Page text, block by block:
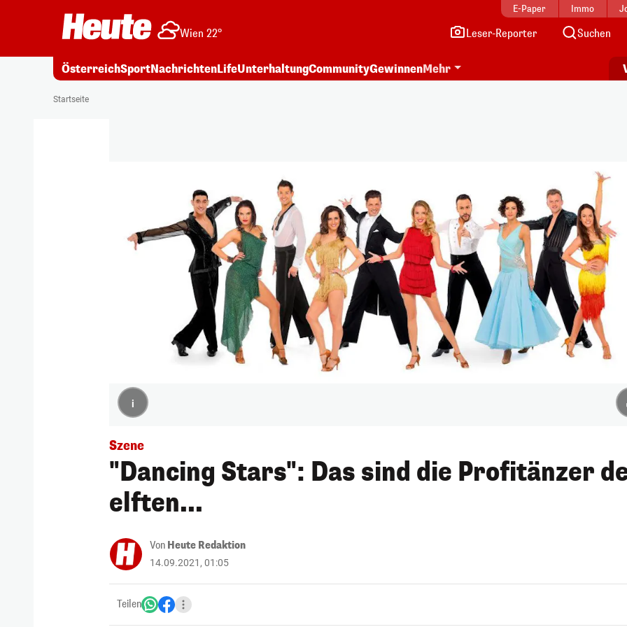
E-Paper Immo
Wien 22° Leser-Reporter Suchen
ÖsterreichSportNachrichtenLifeUnterhaltungCommunityGewinnenMehr
Startseite
i
Szene
"Dancing Stars": Das sind die Profitänzer
elften...
Von Heute Redaktion
14.09.2021, 01:05
Teilen